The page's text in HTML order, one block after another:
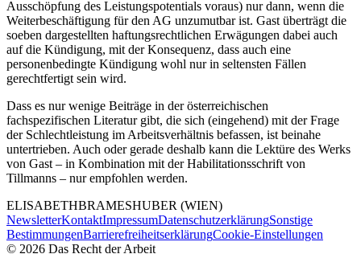
Ausschöpfung des Leistungspotentials voraus) nur dann, wenn die
Weiterbeschäftigung für den AG unzumutbar ist. Gast überträgt die
soeben dargestellten haftungsrechtlichen Erwägungen dabei auch
auf die Kündigung, mit der Konsequenz, dass auch eine
personenbedingte Kündigung wohl nur in seltensten Fällen
gerechtfertigt sein wird.
Dass es nur wenige Beiträge in der österreichischen
fachspezifischen Literatur gibt, die sich (eingehend) mit der Frage
der Schlechtleistung im Arbeitsverhältnis befassen, ist beinahe
untertrieben. Auch oder gerade deshalb kann die Lektüre des Werks
von Gast – in Kombination mit der Habilitationsschrift von
Tillmanns – nur empfohlen werden.
ELISABETHBRAMESHUBER (WIEN)
NewsletterKontaktImpressumDatenschutzerklärungSonstige
BestimmungenBarrierefreiheitserklärungCookie-Einstellungen
© 2026 Das Recht der Arbeit